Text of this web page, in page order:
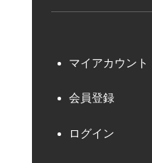
マイアカウント
会員登録
ログイン